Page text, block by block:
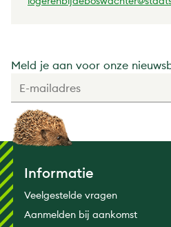
Meld je aan voor onze
Informatie
Veelgestelde vragen
Aanmelden bij aankomst